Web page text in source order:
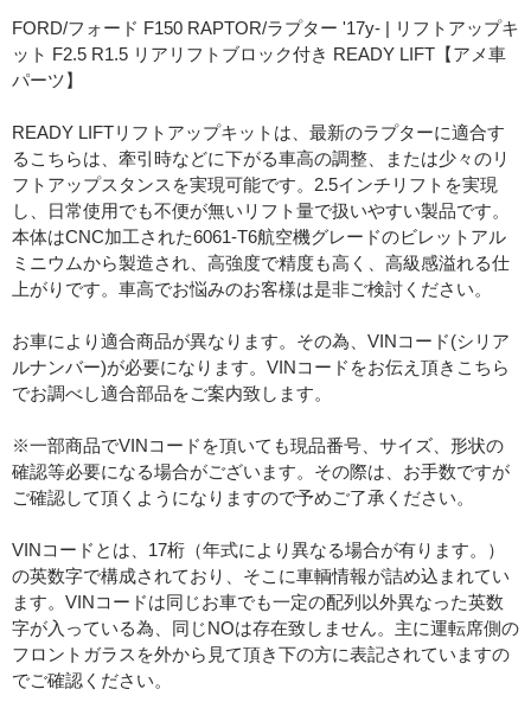
FORD/フォード F150 RAPTOR/ラプター '17y- | リフトアップキ
ット F2.5 R1.5 リアリフトブロック付き READY LIFT【アメ車
パーツ】
READY LIFTリフトアップキットは、最新のラプターに適合す
るこちらは、牽引時などに下がる車高の調整、または少々のリ
フトアップスタンスを実現可能です。2.5インチリフトを実現
し、日常使用でも不便が無いリフト量で扱いやすい製品です。
本体はCNC加工された6061-T6航空機グレードのビレットアル
ミニウムから製造され、高強度で精度も高く、高級感溢れる仕
上がりです。車高でお悩みのお客様は是非ご検討ください。
お車により適合商品が異なります。その為、VINコード(シリア
ルナンバー)が必要になります。VINコードをお伝え頂きこちら
でお調べし適合部品をご案内致します。
※一部商品でVINコードを頂いても現品番号、サイズ、形状の
確認等必要になる場合がございます。その際は、お手数ですが
ご確認して頂くようになりますので予めご了承ください。
VINコードとは、17桁（年式により異なる場合が有ります。）
の英数字で構成されており、そこに車輌情報が詰め込まれてい
ます。VINコードは同じお車でも一定の配列以外異なった英数
字が入っている為、同じNOは存在致しません。主に運転席側の
フロントガラスを外から見て頂き下の方に表記されていますの
でご確認ください。